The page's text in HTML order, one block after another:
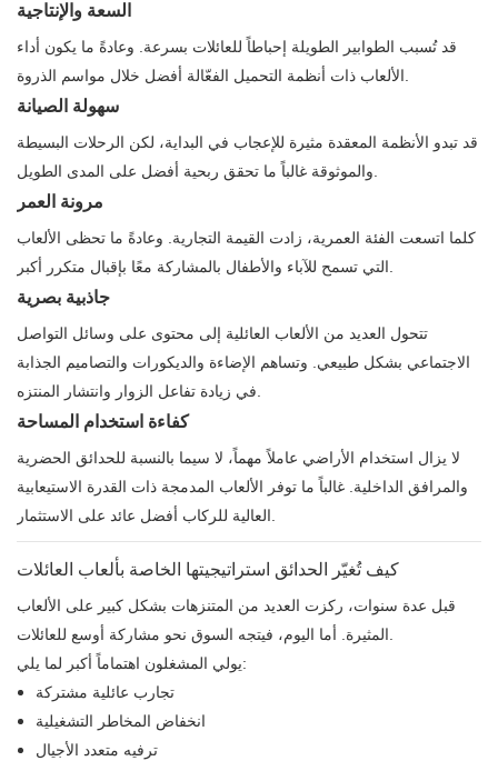
السعة والإنتاجية
قد تُسبب الطوابير الطويلة إحباطاً للعائلات بسرعة. وعادةً ما يكون أداء
الألعاب ذات أنظمة التحميل الفعّالة أفضل خلال مواسم الذروة.
سهولة الصيانة
قد تبدو الأنظمة المعقدة مثيرة للإعجاب في البداية، لكن الرحلات البسيطة
والموثوقة غالباً ما تحقق ربحية أفضل على المدى الطويل.
مرونة العمر
كلما اتسعت الفئة العمرية، زادت القيمة التجارية. وعادةً ما تحظى الألعاب
التي تسمح للآباء والأطفال بالمشاركة معًا بإقبال متكرر أكبر.
جاذبية بصرية
تتحول العديد من الألعاب العائلية إلى محتوى على وسائل التواصل
الاجتماعي بشكل طبيعي. وتساهم الإضاءة والديكورات والتصاميم الجذابة
في زيادة تفاعل الزوار وانتشار المنتزه.
كفاءة استخدام المساحة
لا يزال استخدام الأراضي عاملاً مهماً، لا سيما بالنسبة للحدائق الحضرية
والمرافق الداخلية. غالباً ما توفر الألعاب المدمجة ذات القدرة الاستيعابية
العالية للركاب أفضل عائد على الاستثمار.
كيف تُغيّر الحدائق استراتيجيتها الخاصة بألعاب العائلات
قبل عدة سنوات، ركزت العديد من المتنزهات بشكل كبير على الألعاب
المثيرة. أما اليوم، فيتجه السوق نحو مشاركة أوسع للعائلات.
يولي المشغلون اهتماماً أكبر لما يلي:
تجارب عائلية مشتركة
انخفاض المخاطر التشغيلية
ترفيه متعدد الأجيال